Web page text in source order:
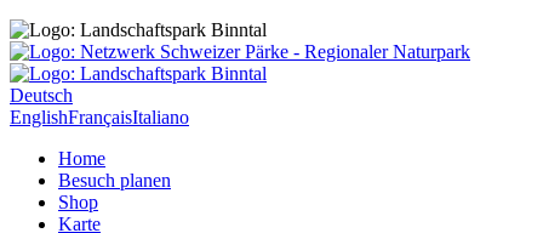
Deutsch
EnglishFrançaisItaliano
Home
Besuch planen
Shop
Karte